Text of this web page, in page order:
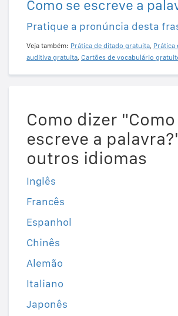
Como se escreve a
Pratique a pronúncia desta
Veja também: Prática de ditado gratuita, Prática
auditiva gratuita, Cartões de vocabulário
Como dizer "Como
escreve a
outros idiomas
Inglês
Francês
Espanhol
Chinês
Alemão
Italiano
Japonês